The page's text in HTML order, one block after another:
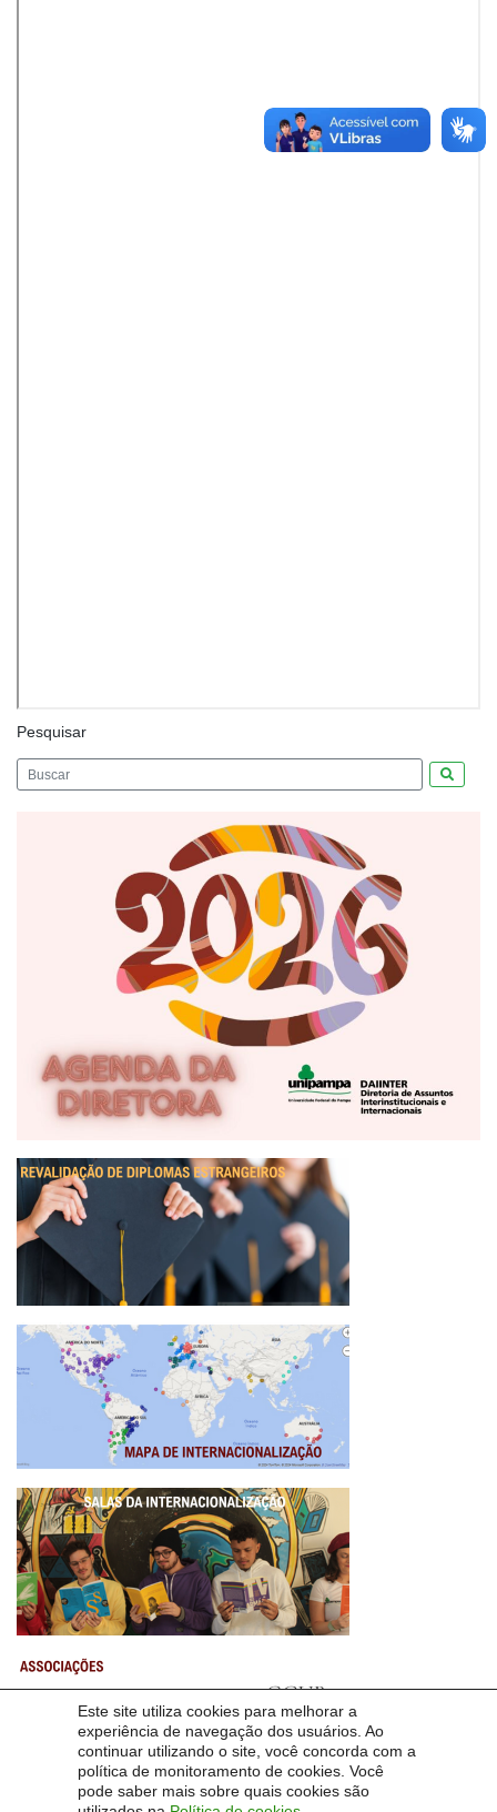
Este site utiliza cookies para melhorar a
experiência de navegação dos usuários. Ao
continuar utilizando o site, você concorda com a
política de monitoramento de cookies. Você
pode saber mais sobre quais cookies são
Pesquisar